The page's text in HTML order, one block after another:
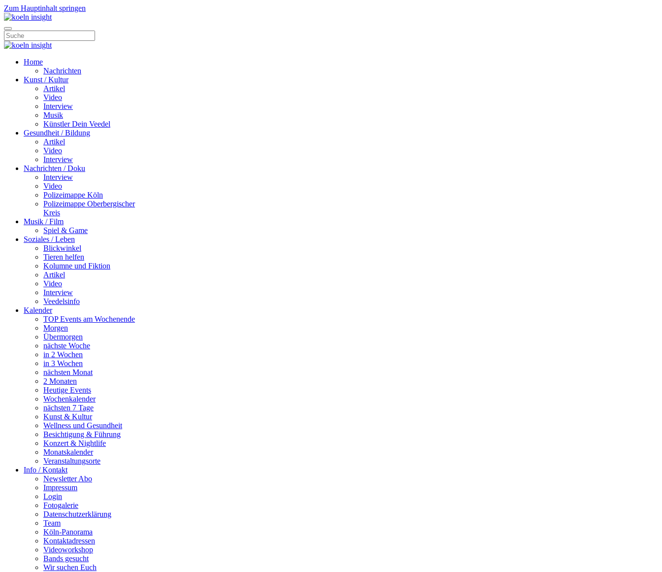
Zum Hauptinhalt springen
Home
Nachrichten
Kunst / Kultur
Artikel
Video
Interview
Musik
Künstler Dein Veedel
Gesundheit / Bildung
Artikel
Video
Interview
Nachrichten / Doku
Interview
Video
Polizeimappe Köln
Polizeimappe Oberbergischer
Kreis
Musik / Film
Spiel & Game
Soziales / Leben
Blickwinkel
Tieren helfen
Kolumne und Fiktion
Artikel
Video
Interview
Veedelsinfo
Kalender
TOP Events am Wochenende
Morgen
Übermorgen
nächste Woche
in 2 Wochen
in 3 Wochen
nächsten Monat
2 Monaten
Heutige Events
Wochenkalender
nächsten 7 Tage
Kunst & Kultur
Wellness und Gesundheit
Besichtigung & Führung
Konzert & Nightlife
Monatskalender
Veranstaltungsorte
Info / Kontakt
Newsletter Abo
Impressum
Login
Fotogalerie
Datenschutzerklärung
Team
Köln-Panorama
Kontaktadressen
Videoworkshop
Bands gesucht
Wir suchen Euch